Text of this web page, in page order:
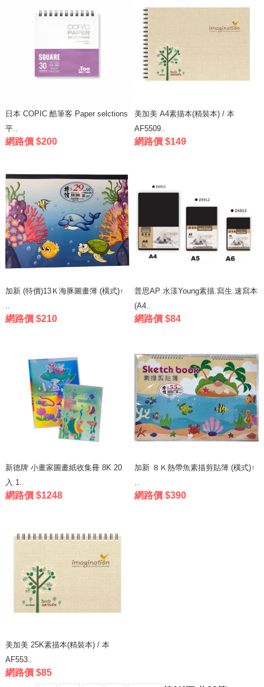
日本 COPIC 酷筆客 Paper selctions
平..
網路價 $200
美加美 A4素描本(精裝本) / 本
AF5509..
網路價 $149
加新 (特價)13Ｋ海豚圖畫簿 (橫式)↑
網路價 $210
普思AP 水漾Young素描.寫生.速寫本
(A4..
網路價 $84
新德牌 小畫家圖畫紙收集冊 8K 20
入 1..
網路價 $1248
加新 ８Ｋ熱帶魚素描剪貼簿 (橫式)↑
..
網路價 $390
美加美 25K素描本(精裝本) / 本
AF553..
網路價 $85